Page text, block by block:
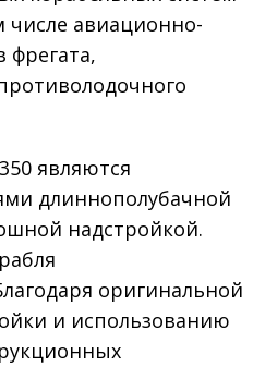
числе авиационно-
фрегата,
являются
длиннополубачной
надстройкой.
оригинальной
и использованию